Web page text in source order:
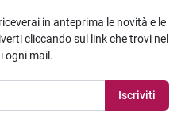
in anteprima le novità e le
cliccando sul link che trovi nel
ogni mail.